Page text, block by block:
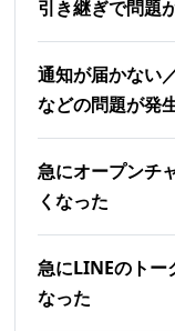
引き継ぎで問題
通知が届かない
などの問題が発
急にオープンチ
くなった
急にLINEのトー
なった